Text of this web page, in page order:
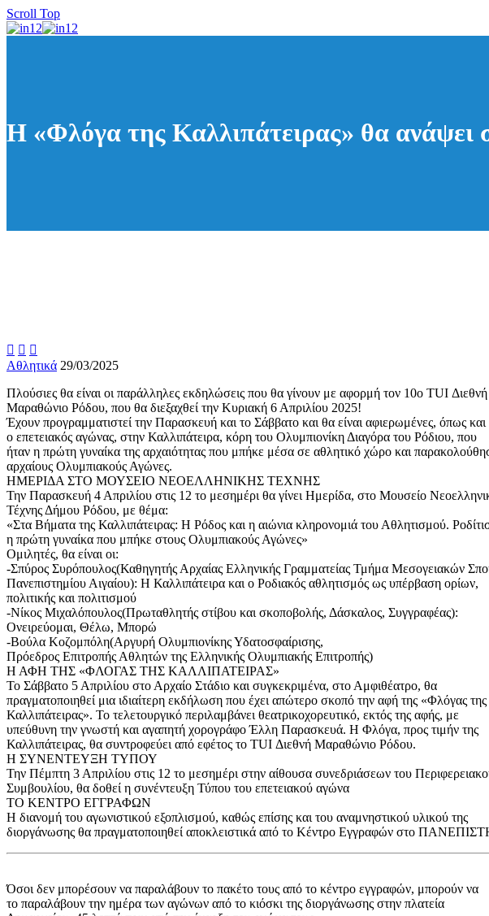
Scroll Top
Η «Φλόγα της Καλλιπάτειρας» θα
  
Αθλητικά 29/03/2025
Πλούσιες θα είναι οι παράλληλες εκδηλώσεις που θα γίνουν με αφορμή τον 10ο TUI Διεθνή
Μαραθώνιο Ρόδου, που θα διεξαχθεί την Κυριακή 6 Απριλίου 2025!
Έχουν προγραμματιστεί την Παρασκευή και το Σάββατο και θα είναι αφιερωμένες, όπως και
ο επετειακός αγώνας, στην Καλλιπάτειρα, κόρη του Ολυμπιονίκη Διαγόρα του Ρόδιου, που
ήταν η πρώτη γυναίκα της αρχαιότητας που μπήκε μέσα σε αθλητικό χώρο και
αρχαίους Ολυμπιακούς Αγώνες.
ΗΜΕΡΙΔΑ ΣΤΟ ΜΟΥΣΕΙΟ ΝΕΟΕΛΛΗΝΙΚΗΣ ΤΕΧΝΗΣ
Την Παρασκευή 4 Απριλίου στις 12 το μεσημέρι θα γίνει Ημερίδα, στο Μουσείο
Τέχνης Δήμου Ρόδου, με θέμα:
«Στα Βήματα της Καλλιπάτειρας: Η Ρόδος και η αιώνια κληρονομιά του Αθλητισμού.
η πρώτη γυναίκα που μπήκε στους Ολυμπιακούς Αγώνες»
Ομιλητές, θα είναι οι:
-Σπύρος Συρόπουλος(Καθηγητής Αρχαίας Ελληνικής Γραμματείας Τμήμα Μεσογειακών
Πανεπιστημίου Αιγαίου): Η Καλλιπάτειρα και ο Ροδιακός αθλητισμός ως υπέρβαση ορίων,
πολιτικής και πολιτισμού
-Νίκος Μιχαλόπουλος(Πρωταθλητής στίβου και σκοποβολής, Δάσκαλος, Συγγραφέας):
Ονειρεύομαι, Θέλω, Μπορώ
-Βούλα Κοζομπόλη(Αργυρή Ολυμπιονίκης Υδατοσφαίρισης,
Πρόεδρος Επιτροπής Αθλητών της Ελληνικής Ολυμπιακής Επιτροπής)
Η ΑΦΗ ΤΗΣ «ΦΛΟΓΑΣ ΤΗΣ ΚΑΛΛΙΠΑΤΕΙΡΑΣ»
Το Σάββατο 5 Απριλίου στο Αρχαίο Στάδιο και συγκεκριμένα, στο Αμφιθέατρο, θα
πραγματοποιηθεί μια ιδιαίτερη εκδήλωση που έχει απώτερο σκοπό την αφή της «Φλόγας της
Καλλιπάτειρας». Το τελετουργικό περιλαμβάνει θεατρικοχορευτικό, εκτός της αφής, με
υπεύθυνη την γνωστή και αγαπητή χορογράφο Έλλη Παρασκευά. Η Φλόγα, προς τιμήν της
Καλλιπάτειρας, θα συντροφεύει από εφέτος το TUI Διεθνή Μαραθώνιο Ρόδου.
Η ΣΥΝΕΝΤΕΥΞΗ ΤΥΠΟΥ
Την Πέμπτη 3 Απριλίου στις 12 το μεσημέρι στην αίθουσα συνεδριάσεων του
Συμβουλίου, θα δοθεί η συνέντευξη Τύπου του επετειακού αγώνα
ΤΟ ΚΕΝΤΡΟ ΕΓΓΡΑΦΩΝ
Η διανομή του αγωνιστικού εξοπλισμού, καθώς επίσης και του αναμνηστικού υλικού της
διοργάνωσης θα πραγματοποιηθεί αποκλειστικά από το Κέντρο Εγγραφών στο
Όσοι δεν μπορέσουν να παραλάβουν το πακέτο τους από το κέντρο εγγραφών, μπορούν να
το παραλάβουν την ημέρα των αγώνων από το κιόσκι της διοργάνωσης στην πλατεία